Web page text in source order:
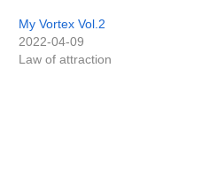
My Vortex Vol.2
2022-04-09
Law of attraction